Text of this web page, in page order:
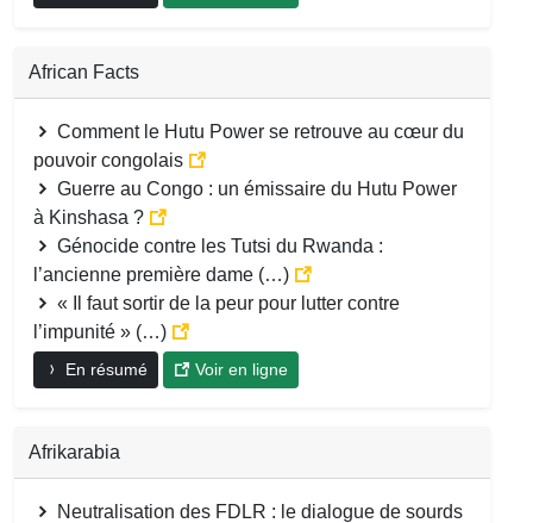
African Facts
Comment le Hutu Power se retrouve au cœur du
pouvoir congolais
Guerre au Congo : un émissaire du Hutu Power
à Kinshasa ?
Génocide contre les Tutsi du Rwanda :
l’ancienne première dame (…)
« Il faut sortir de la peur pour lutter contre
l’impunité » (…)
En résumé Voir en ligne
Afrikarabia
Neutralisation des FDLR : le dialogue de sourds